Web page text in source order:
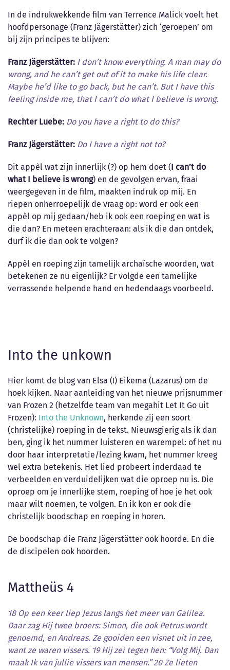
In de indrukwekkende film van Terrence Malick voelt het
hoofdpersonage (Franz Jägerstätter) zich ‘geroepen’ om
bij zijn principes te blijven:
Franz Jägerstätter: I don’t know everything. A man may do
wrong, and he can’t get out of it to make his life clear.
Maybe he’d like to go back, but he can’t. But I have this
feeling inside me, that I can’t do what I believe is wrong.
Rechter Luebe: Do you have a right to do this?
Franz Jägerstätter: Do I have a right not to?
Dit appèl wat zijn innerlijk (?) op hem doet (I can’t do
what I believe is wrong) en de gevolgen ervan, fraai
weergegeven in de film, maakten indruk op mij. En
riepen onherroepelijk de vraag op: word er ook een
appèl op mij gedaan/heb ik ook een roeping en wat is
die dan? En meteen erachteraan: als ik die dan ontdek,
durf ik die dan ook te volgen?
Appèl en roeping zijn tamelijk archaïsche woorden, wat
betekenen ze nu eigenlijk? Er volgde een tamelijke
verrassende helpende hand en hedendaags voorbeeld.
Into the unkown
Hier komt de blog van Elsa (!) Eikema (Lazarus) om de
hoek kijken. Naar aanleiding van het nieuwe prijsnummer
van Frozen 2 (hetzelfde team van megahit Let It Go uit
Frozen): Into the Unknown, herkende zij een soort
(christelijke) roeping in de tekst. Nieuwsgierig als ik dan
ben, ging ik het nummer luisteren en warempel: of het nu
door haar interpretatie/lezing kwam, het nummer kreeg
wel extra betekenis. Het lied probeert inderdaad te
verbeelden en verduidelijken wat die oproep nu is. Die
oproep om je innerlijke stem, roeping of hoe je het ook
maar wilt noemen, te volgen. En ik kon er ook die
christelijk boodschap en roeping in horen.
De boodschap die Franz Jägerstätter ook hoorde. En die
de discipelen ook hoorden.
Mattheüs 4
18 Op een keer liep Jezus langs het meer van Galilea.
Daar zag Hij twee broers: Simon, die ook Petrus wordt
genoemd, en Andreas. Ze gooiden een visnet uit in zee,
want ze waren vissers. 19 Hij zei tegen hen: “Volg Mij. Dan
maak Ik van jullie vissers van mensen.” 20 Ze lieten